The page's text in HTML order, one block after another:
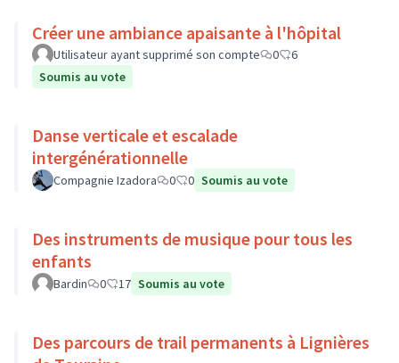
Créer une ambiance apaisante à l'hôpital
Utilisateur ayant supprimé son compte 0
6
Soumis au vote
Danse verticale et escalade
intergénérationnelle
Compagnie Izadora 0 0 Soumis au vote
Des instruments de musique pour tous les
enfants
Bardin 0 17 Soumis au vote
Des parcours de trail permanents à Lignières